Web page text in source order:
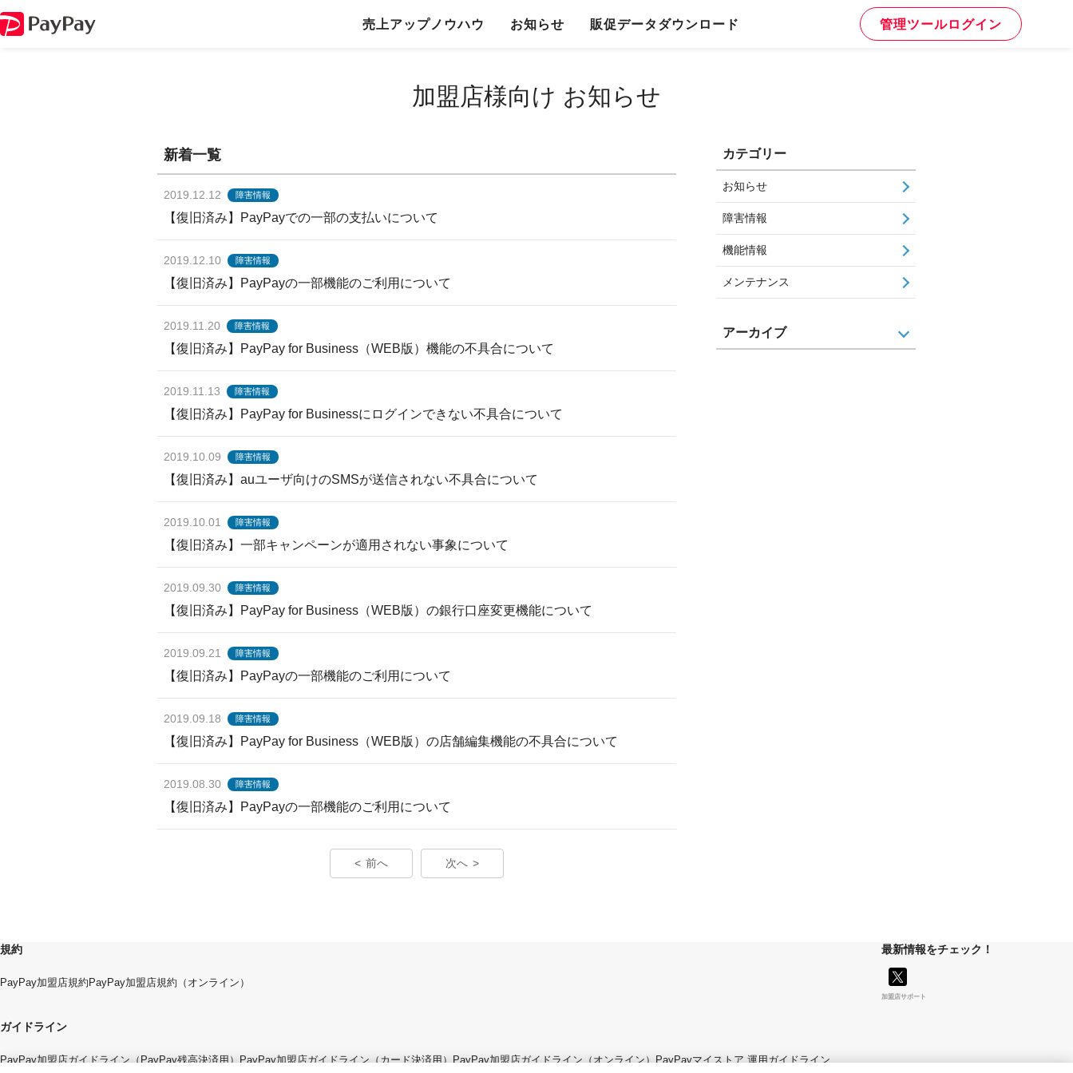
売上アップノウハウ お知らせ 販促データダウンロード 管理ツールログイン
加盟店様向け お知らせ
新着一覧
2019.12.12 障害情報
【復旧済み】PayPayでの一部の支払いについて
2019.12.10 障害情報
【復旧済み】PayPayの一部機能のご利用について
2019.11.20 障害情報
【復旧済み】PayPay for Business（WEB版）機能の不具合について
2019.11.13 障害情報
【復旧済み】PayPay for Businessにログインできない不具合について
2019.10.09 障害情報
【復旧済み】auユーザ向けのSMSが送信されない不具合について
2019.10.01 障害情報
【復旧済み】一部キャンペーンが適用されない事象について
2019.09.30 障害情報
【復旧済み】PayPay for Business（WEB版）の銀行口座変更機能について
2019.09.21 障害情報
【復旧済み】PayPayの一部機能のご利用について
2019.09.18 障害情報
【復旧済み】PayPay for Business（WEB版）の店舗編集機能の不具合について
2019.08.30 障害情報
【復旧済み】PayPayの一部機能のご利用について
前へ 次へ
カテゴリー
お知らせ
障害情報
機能情報
メンテナンス
アーカイブ
規約
PayPay加盟店規約 PayPay加盟店規約（オンライン）
ガイドライン
PayPay加盟店ガイドライン（PayPay残高決済用）PayPay加盟店ガイドライン（カード決済用）PayPay加盟店ガイドライン（オンライン）PayPayマイストア 運用ガイドライン
最新情報をチェック！
加盟店サポート